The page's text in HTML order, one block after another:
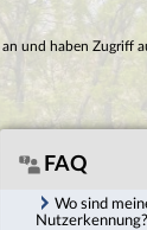
an und haben Zugriff
FAQ
Wo sind
Nutzerkennung?